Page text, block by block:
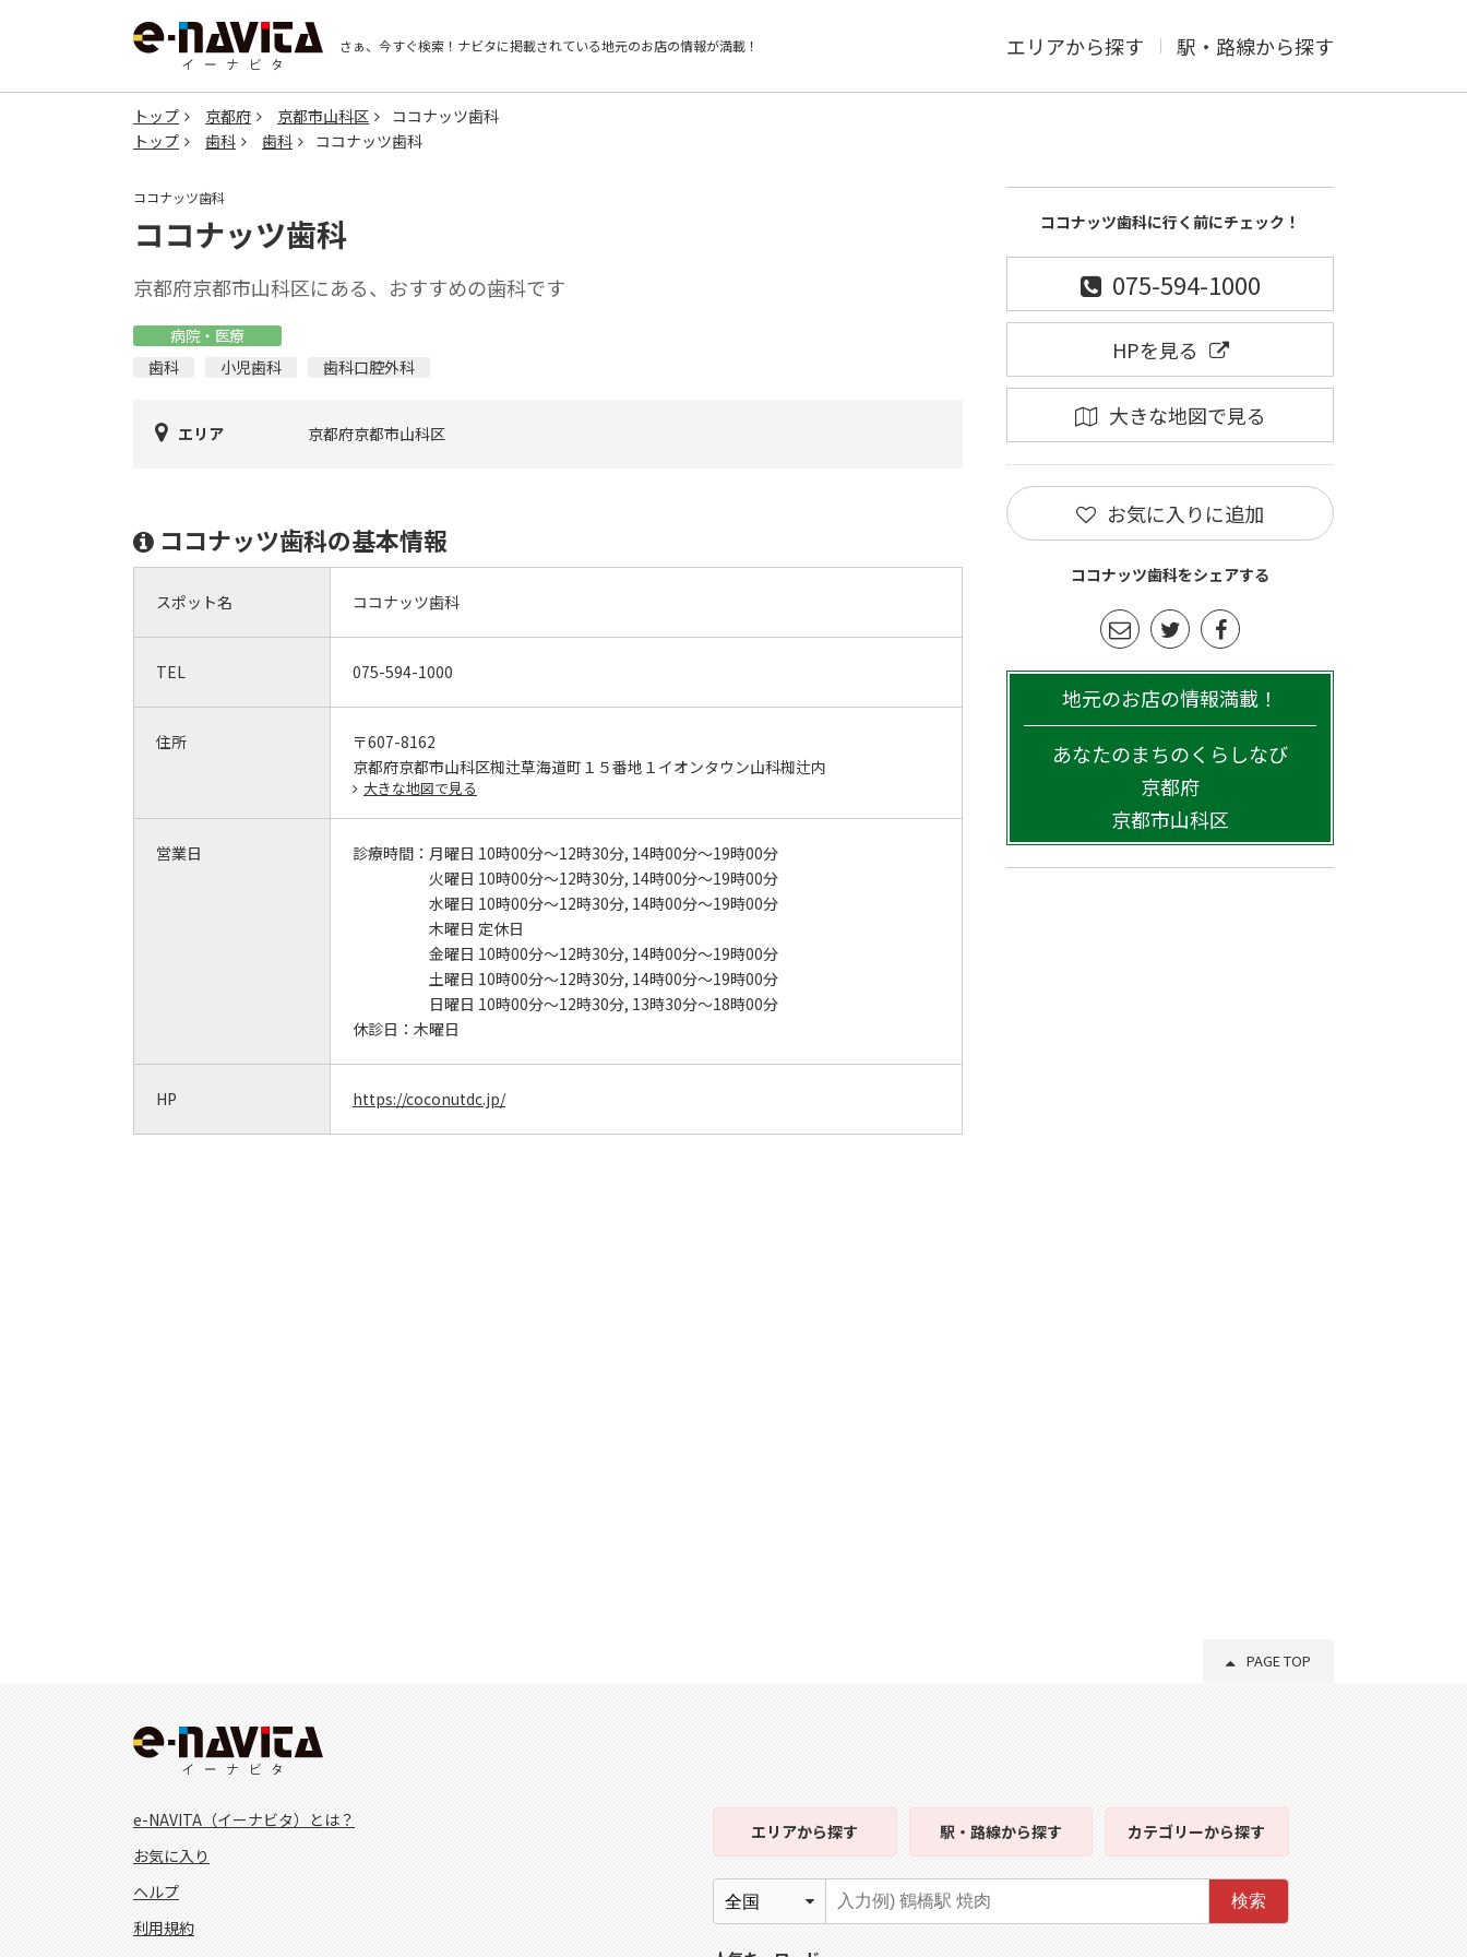
さぁ、今すぐ検索！ ナビタに掲載されている地元のお店の情報が満載！ エリアから探す 駅・路線から探す
トップ 京都府 京都市山科区
ココナッツ歯科
トップ
歯科 歯科 ココナッツ歯科
ココナッツ歯科
ココナッツ歯科
京都府京都市山科区にある、おすすめの歯科です
病院・医療
歯科
小児歯科 歯科口腔外科
エリア 京都府京都市山科区
ココナッツ歯科の基本情報
スポット名 ココナッツ歯科
TEL 075-594-1000
住所
〒607-8162
京都府京都市山科区椥辻草海道町１５番地１イオンタウン山科椥辻内
大きな地図で見る
営業日 診療時間： 月曜日 10時00分～12時30分, 14時00分～19時00分
火曜日 10時00分～12時30分, 14時00分～19時00分
水曜日 10時00分～12時30分, 14時00分～19時00分
木曜日 定休日
金曜日 10時00分～12時30分, 14時00分～19時00分
土曜日 10時00分～12時30分, 14時00分～19時00分
日曜日 10時00分～12時30分, 13時30分～18時00分
休診日： 木曜日
HP https://coconutdc.jp/
ココナッツ歯科に行く前にチェック！
075-594-1000
HPを見る
大きな地図で見る
お気に入りに追加
ココナッツ歯科をシェアする
地元のお店の情報満載！
あなたのまちのくらしなび
京都府
京都市山科区
PAGE TOP
e-NAVITA（イーナビタ）とは？
お気に入り
ヘルプ
利用規約
エリアから探す 駅・路線から探す カテゴリーから探す
検索